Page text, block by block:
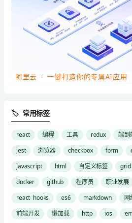
阿里云 - 一键打造你的专属AI应用
🏷 常用标签
react 编程 工具 redux 端到
jest
浏览器 checkbox form
javascript
html 自定义标签 grid
docker
github 程序员 职业发展
react hooks
es6 markdown 网
前端开发
懒加载 http ios